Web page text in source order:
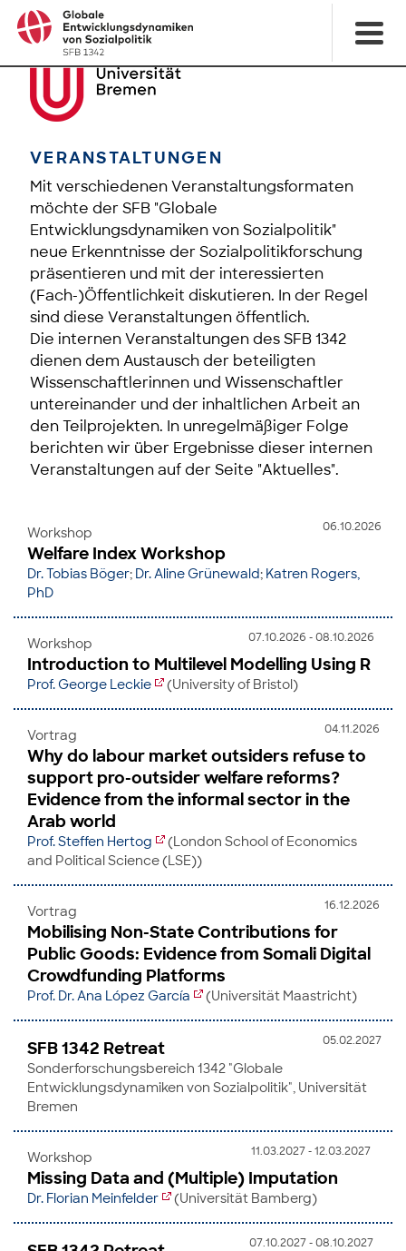
VERANSTALTUNGEN
Mit verschiedenen Veranstaltungsformaten
möchte der SFB "Globale
Entwicklungsdynamiken von Sozialpolitik"
neue Erkenntnisse der Sozialpolitikforschung
präsentieren und mit der interessierten
(Fach-)Öffentlichkeit diskutieren. In der Regel
sind diese Veranstaltungen öffentlich.
Die internen Veranstaltungen des SFB 1342
dienen dem Austausch der beteiligten
Wissenschaftlerinnen und Wissenschaftler
untereinander und der inhaltlichen Arbeit an
den Teilprojekten. In unregelmäßiger Folge
berichten wir über Ergebnisse dieser internen
Veranstaltungen auf der Seite "Aktuelles".
06.10.2026
Workshop
Welfare Index Workshop
Dr. Tobias Böger; Dr. Aline Grünewald; Katren Rogers,
PhD
07.10.2026 - 08.10.2026
Workshop
Introduction to Multilevel Modelling Using R
Prof. George Leckie (University of Bristol)
04.11.2026
Vortrag
Why do labour market outsiders refuse to
support pro-outsider welfare reforms?
Evidence from the informal sector in the
Arab world
Prof. Steffen Hertog
(London School of Economics
and Political Science (LSE))
16.12.2026
Vortrag
Mobilising Non-State Contributions for
Public Goods: Evidence from Somali Digital
Crowdfunding Platforms
Prof. Dr. Ana López García (Universität Maastricht)
05.02.2027
SFB 1342 Retreat
Sonderforschungsbereich 1342 "Globale
Entwicklungsdynamiken von Sozialpolitik", Universität
Bremen
11.03.2027 - 12.03.2027
Workshop
Missing Data and (Multiple) Imputation
Dr. Florian Meinfelder (Universität Bamberg)
07.10.2027 - 08.10.2027